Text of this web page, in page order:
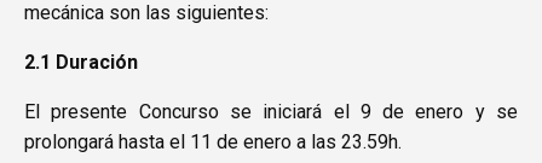
mecánica son las siguientes:
2.1 Duración
El presente Concurso se iniciará el 9 de enero y se
prolongará hasta el 11 de enero a las 23.59h.